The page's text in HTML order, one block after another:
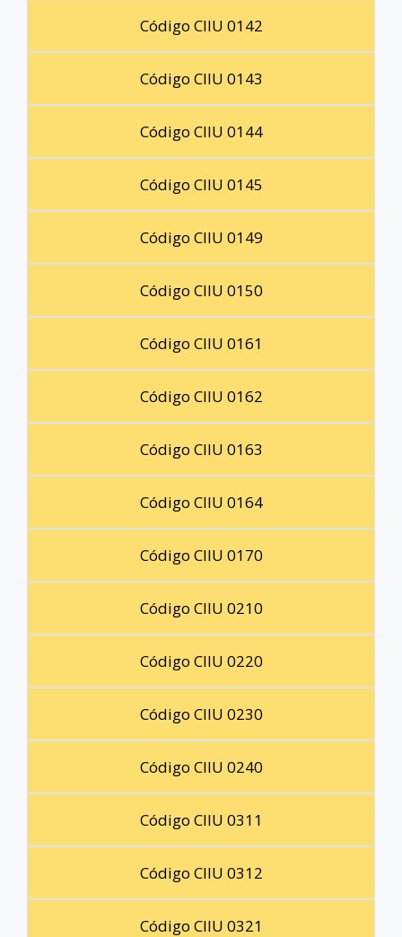
Código CIIU 0142
Código CIIU 0143
Código CIIU 0144
Código CIIU 0145
Código CIIU 0149
Código CIIU 0150
Código CIIU 0161
Código CIIU 0162
Código CIIU 0163
Código CIIU 0164
Código CIIU 0170
Código CIIU 0210
Código CIIU 0220
Código CIIU 0230
Código CIIU 0240
Código CIIU 0311
Código CIIU 0312
Código CIIU 0321